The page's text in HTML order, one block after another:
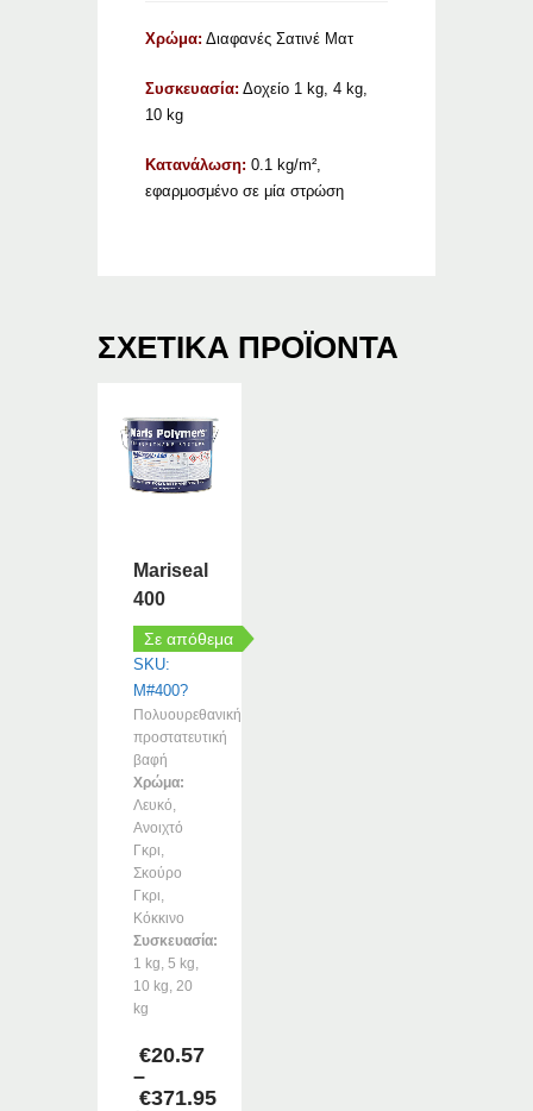
Χρώμα: Διαφανές Σατινέ Ματ
Συσκευασία: Δοχείο 1 kg, 4 kg,
10 kg
Κατανάλωση: 0.1 kg/m²,
εφαρμοσμένο σε μία στρώση
ΣΧΕΤΙΚΆ ΠΡΟΪΌΝΤΑ
Mariseal
400
Σε απόθεμα
SKU:
M#400?
Πολυουρεθανική
προστατευτική
βαφή
Χρώμα:
Λευκό,
Ανοιχτό
Γκρι,
Σκούρο
Γκρι,
Κόκκινο
Συσκευασία:
1 kg, 5 kg,
10 kg, 20
kg
€20.57
–
€371.95